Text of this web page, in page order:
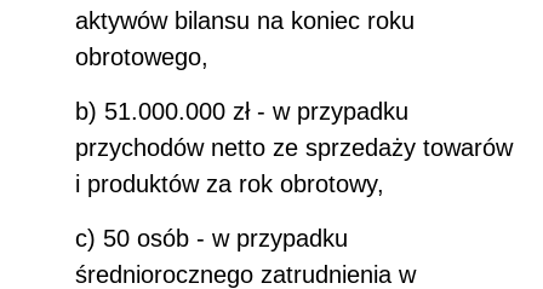
aktywów bilansu na koniec roku
obrotowego,
b) 51.000.000 zł - w przypadku
przychodów netto ze sprzedaży towarów
i produktów za rok obrotowy,
c) 50 osób - w przypadku
średniorocznego zatrudnienia w